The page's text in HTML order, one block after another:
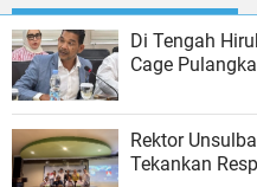
Di Tengah
Cage
Rektor
Tekankan